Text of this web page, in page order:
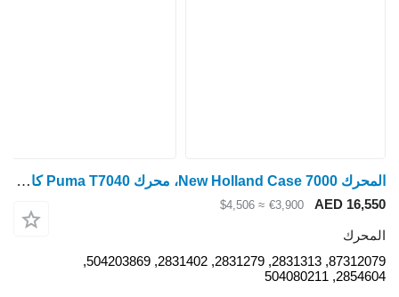
المحرك New Holland Case 7000، محرك Puma T7040 كامل للأجزاء 87312079، 283131
AED 16,550
€3,900
≈ $4,506
المحرك
87312079, 2831313, 2831279, 2831402, 504203869,
2854604, 504080211